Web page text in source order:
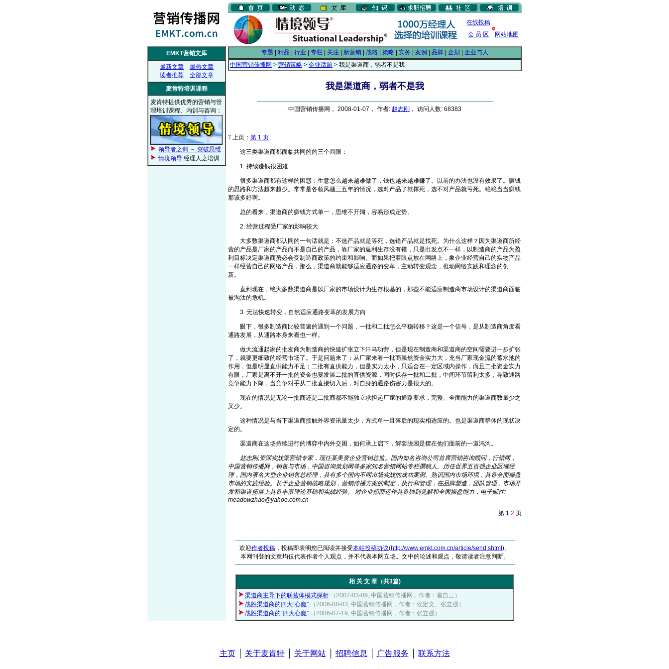
在线投稿
会 员 区
网站地图
EMKT营销文库
最新文章
最热文章
读者推荐
全部文章
麦肯特培训课程
麦肯特提供优秀的营销与管
理培训课程、内训与咨询：
领导者之剑 － 突破思维
情境领导 经理人之培训
专题 精品 行业 专栏 关注 新营销 战略 策略 实务 案例 品牌 企划
企业与人
中国营销传播网 > 营销策略 > 企业话题 > 我是渠道商，弱者不是我
我是渠道商，弱者不是我
中国营销传播网， 2008-01-07， 作者: 赵志刚 ， 访问人数: 68383
7 上页： 第 1 页
这三类渠道商都面临共同的的三个局限：
1. 持续赚钱很困难
很多渠道商都有这样的困惑：生意怎么越来越难做了，钱也越来越难赚了。以前的办法也没有效果了。赚钱
的思路和方法越来越少。常常是各领风骚三五年的情况，选对产品了就撑死，选不对产品就亏死。稳稳当当赚钱
那该多好啊。
总的看来，渠道商的赚钱方式单一，思维不开阔，容易形成定势。
2. 经营过程受厂家的影响较大
大多数渠道商都认同的一句话就是：不选产品就是等死，选错产品就是找死。为什么这样？因为渠道商所经
营的产品是厂家的产品而不是自己的产品，靠厂家的返利生存没有错，只是出发点不一样，以制造商的产品为盈
利目标决定渠道商势必会受制造商政策的约束和影响。而如果把着眼点放在网络上，象企业经营自己的实物产品
一样经营自己的网络产品，那么，渠道商就能够适应通路的变革，主动转变观念，推动网络实践和理念的创
新。
直到现在，绝大多数渠道商是以厂家的市场设计为生存根基的，那些不能适应制造商市场设计的渠道商面临
被淘汰的危机。
3. 无法快速转变，自然适应通路变革的发展方向
眼下，很多制造商比较普遍的遇到一个问题，一批和二批怎么平稳转移？这是一个信号，是从制造商角度看
通路发展，从通路本身来看也一样。
做大流通起家的批发商为制造商的快速扩张立下汗马功劳，但是现在制造商和渠道商的空间需要进一步扩张
了，就要更细致的经营市场了。于是问题来了：从厂家来看一批商虽然资金实力大，充当厂家现金流的蓄水池的
作用，但是明显直供能力不足；二批有直供能力，但是实力太小，只适合在一定区域内操作，而且二批资金实力
有限，厂家是离不开一批的资金也要发展二批的直供资源，同时保存一批和二批，中间环节留利太多，导致通路
竞争能力下降，当竞争对手从二批直接切入后，对自身的通路伤害力是很大的。
现在的情况是无论一批商还是二批商都不能独立承担起厂家的通路要求，完整、全面能力的渠道商数量少之
又少。
这种情况是与当下渠道商接触外界资讯量太少，方式单一且落后的现实相适应的。也是渠道商群体的现状决
定的。
渠道商在这场持续进行的博弈中内外交困，如何承上启下，解套脱困是摆在他们面前的一道鸿沟。
赵志刚,资深实战派营销专家，现任某美资企业营销总监。国内知名咨询公司首席营销咨询顾问，行销网，
中国营销传播网，销售与市场，中国咨询策划网等多家知名营销网站专栏撰稿人。历任世界五百强企业区域经
理，国内著名大型企业销售总经理，具有多个国内不同市场实战的成功案例。熟识国内市场环境，具备全面操盘
市场的实践经验。长于企业营销战略规划，营销传播方案的制定，执行和管理，在品牌塑造，团队管理，市场开
发和渠道拓展上具备丰富理论基础和实战经验。 对企业招商运作具备独到见解和全面操盘能力，电子邮件:
meadowzhao@yahoo.com.cn
第 1 2 页
欢迎作者投稿 ，投稿即表明您已阅读并接受本站投稿协议(http://www.emkt.com.cn/article/send.shtml)。
本网刊登的文章均仅代表作者个人观点，并不代表本网立场。文中的论述和观点，敬请读者注意判断。
相 关 文 章（共3篇)
渠道商主导下的联营体模式探析
（2007-03-09, 中国营销传播网，作者：崔自三）
战胜渠道商的四大“心魔”
（2006-08-03, 中国营销传播网，作者：侯定文、张立强）
战胜渠道商的“四大心魔”
（2006-07-19, 中国营销传播网，作者：张立强）
主页│ 关于麦肯特│ 关于网站│ 招聘信息 广告服务 联系方法